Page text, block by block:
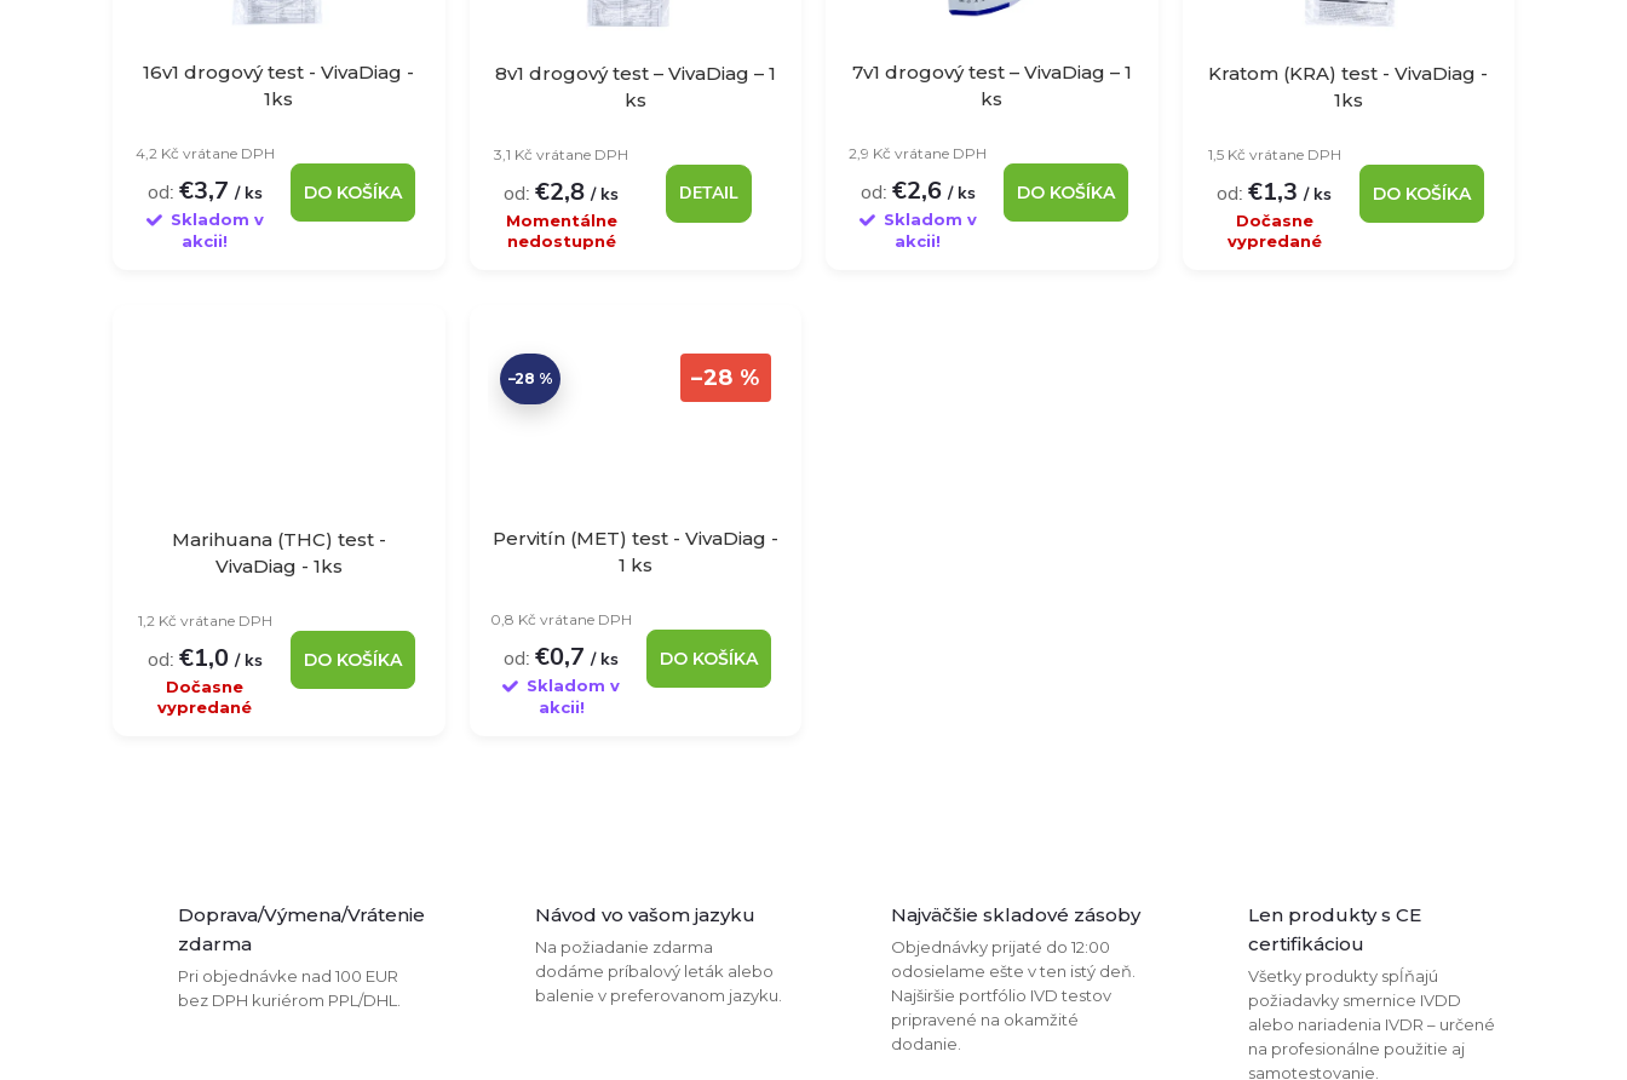
16v1 drogový test - VivaDiag -
1ks
4,2 Kč vrátane DPH
od: €3,7 / ks
Skladom v
akcii!
DO KOŠÍKA
8v1 drogový test – VivaDiag – 1
ks
3,1 Kč vrátane DPH
od:€2,8 / ks
Momentálne
nedostupné
DETAIL
7v1 drogový test – VivaDiag – 1
ks
2,9 Kč vrátane DPH
od: €2,6 / ks
Skladom v
akcii!
DO KOŠÍKA
Kratom (KRA) test - VivaDiag -
1ks
1,5 Kč vrátane DPH
od:€1,3 / ks
Dočasne
vypredané
DO KOŠÍKA
Marihuana (THC) test -
VivaDiag - 1ks
1,2 Kč vrátane DPH
od: €1,0 / ks
Dočasne
vypredané
DO KOŠÍKA
–28 %
–28 %
Pervitín (MET) test - VivaDiag -
1 ks
0,8 Kč vrátane DPH
od:€0,7 / ks
Skladom v
akcii!
DO KOŠÍKA
Doprava/Výmena/Vrátenie
zdarma
Pri objednávke nad 100 EUR
bez DPH kuriérom PPL/DHL.
Návod vo vašom jazyku
Na požiadanie zdarma
dodáme príbalový leták alebo
balenie v preferovanom jazyku.
Najväčšie skladové zásoby
Objednávky prijaté do 12:00
odosielame ešte v ten istý deň.
Najširšie portfólio IVD testov
pripravené na okamžité
dodanie.
Len produkty s CE
certifikáciou
Všetky produkty spĺňajú
požiadavky smernice IVDD
alebo nariadenia IVDR – určené
na profesionálne použitie aj
samotestovanie.